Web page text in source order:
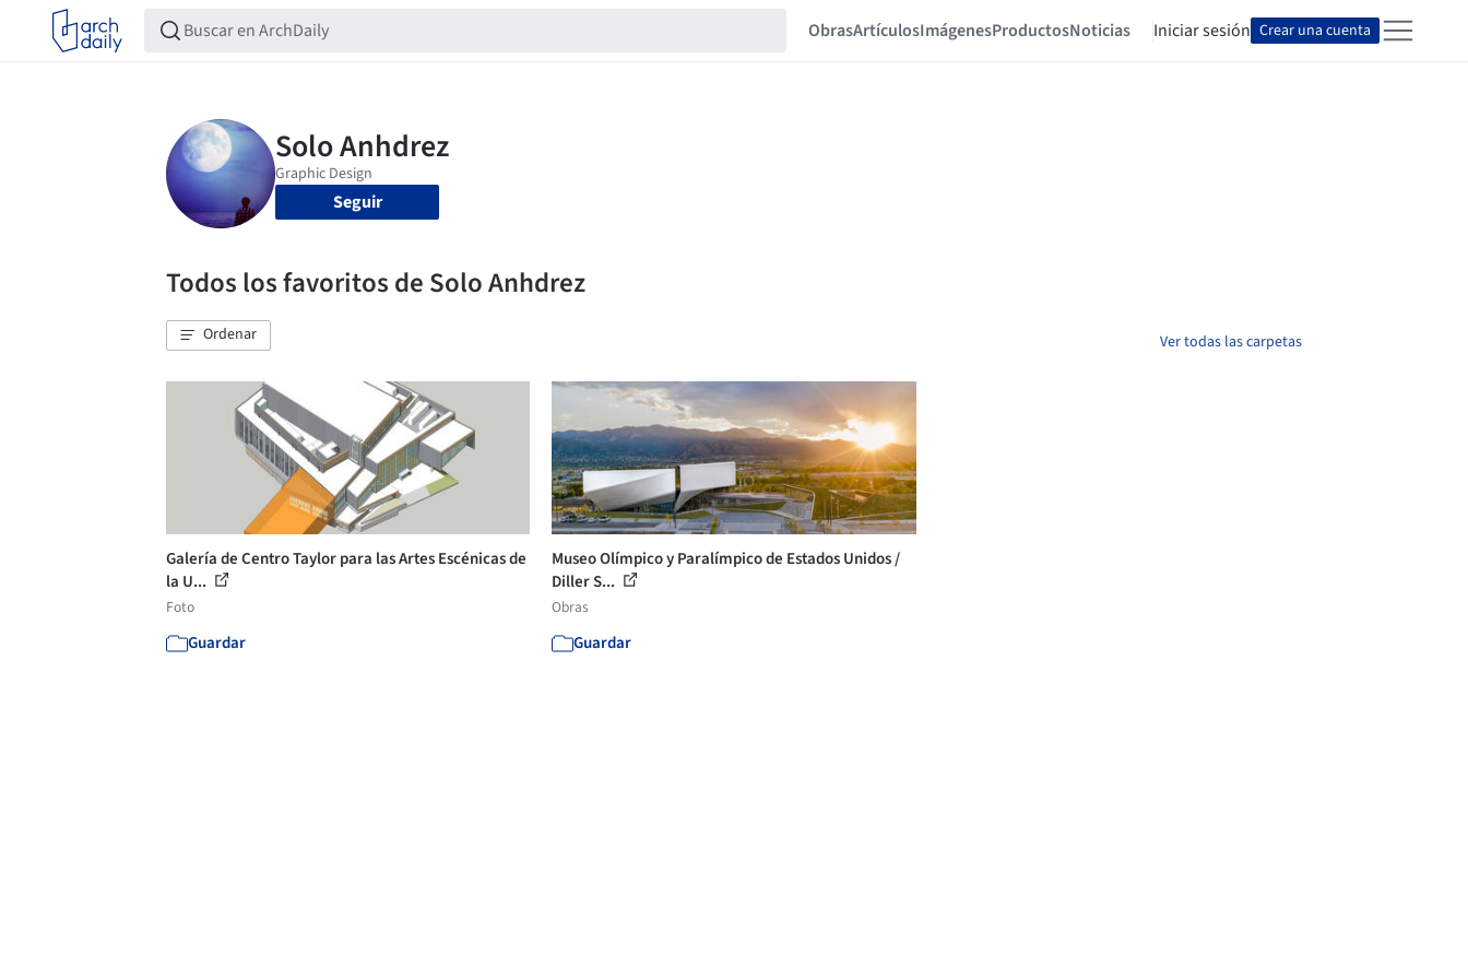
ObrasArtículosImágenesProductosNoticias Iniciar sesión Crear una cuenta
Seguir
Todos los favoritos de Solo Anhdrez
Ordenar Ver todas las carpetas
Galería de Centro Taylor para las Artes Escénicas de
la U...
Foto
Guardar
Museo Olímpico y Paralímpico de Estados Unidos /
Diller S...
Obras
Guardar